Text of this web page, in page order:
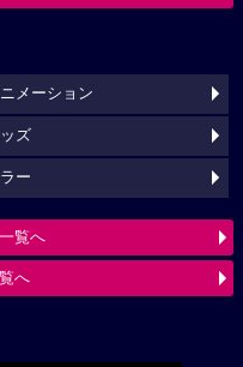
メーション
ズ
ー
覧へ
へ